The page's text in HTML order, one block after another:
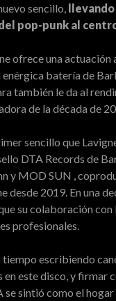
sencillo, llevando
pop-punk al
ofrece una actuación
batería de
también le da al
de la década de
sencillo que
DTA Records de
y MOD SUN ,
desde 2019. En una
su colaboración
profesionales.
tiempo escribiendo
este disco, y firmar
sintió como el